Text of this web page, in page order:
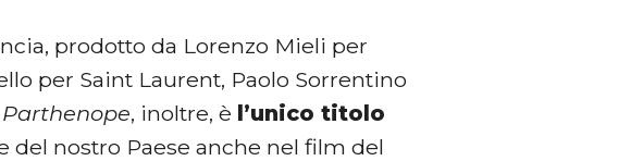
prodotto da Lorenzo Mieli per
per Saint Laurent, Paolo Sorrentino
Parthenope, inoltre, è l’unico titolo
del nostro Paese anche nel film del